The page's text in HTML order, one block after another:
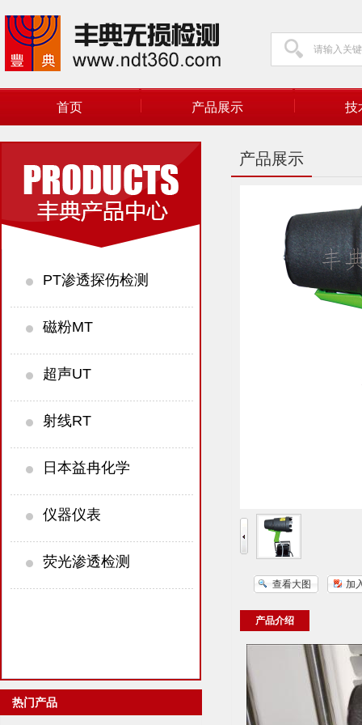
首页 产品展示 技
PT渗透探伤检测
磁粉MT
超声UT
射线RT
日本益冉化学
仪器仪表
荧光渗透检测
热门产品
产品展示
查看大图 加
产品介绍